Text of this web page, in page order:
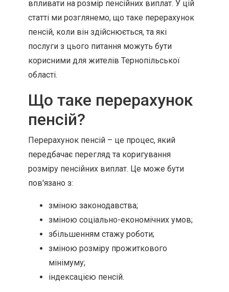
впливати на розмір пенсійних виплат. У цій
статті ми розглянемо, що таке перерахунок
пенсій, коли він здійснюється, та які
послуги з цього питання можуть бути
корисними для жителів Тернопільської
області.
Що таке перерахунок
пенсій?
Перерахунок пенсій – це процес, який
передбачає перегляд та коригування
розміру пенсійних виплат. Це може бути
пов'язано з:
зміною законодавства;
зміною соціально-економічних умов;
збільшенням стажу роботи;
зміною розміру прожиткового
мінімуму;
індексацією пенсій.